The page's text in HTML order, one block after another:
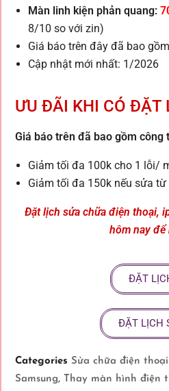
Màn linh kiện phản quang:
8/10 so với zin)
Giá báo trên đây đã bao
Cập nhật mới nhất: 1/2026
ƯU ĐÃI KHI CÓ ĐẶT
Giá báo trên đã bao gồm
Giảm tối đa 100k cho 1 lỗi/
Giảm tối đa 150k nếu sửa
Đặt lịch sửa chữa điện thoại,
hôm nay để
ĐẶT
ĐẶT LỊCH
Categories Sửa chữa điện thoại
Samsung, Thay màn hình điện